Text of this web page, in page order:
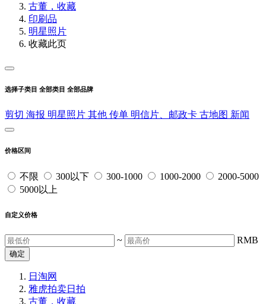
古董，收藏
印刷品
明星照片
收藏此页
选择子类目 全部类目 全部品牌
剪切 海报 明星照片 其他 传单 明信片、邮政卡 古地图 新闻
价格区间
不限 300以下 300-1000 1000-2000
2000-5000
5000以上
自定义价格
~ RMB
确定
日淘网
雅虎拍卖日拍
古董，收藏